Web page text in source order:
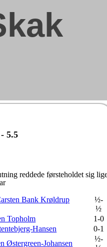
5.5
reddede førsteholdet sig
Bank Krøldrup
½-
½
Topholm
1-0
Hansen
0-1
Østergreen-Johansen
½-